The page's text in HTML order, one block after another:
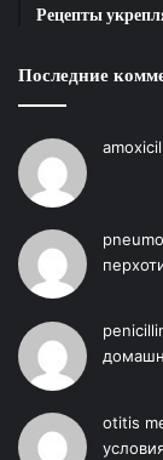
Рецепты
Последние
otitis